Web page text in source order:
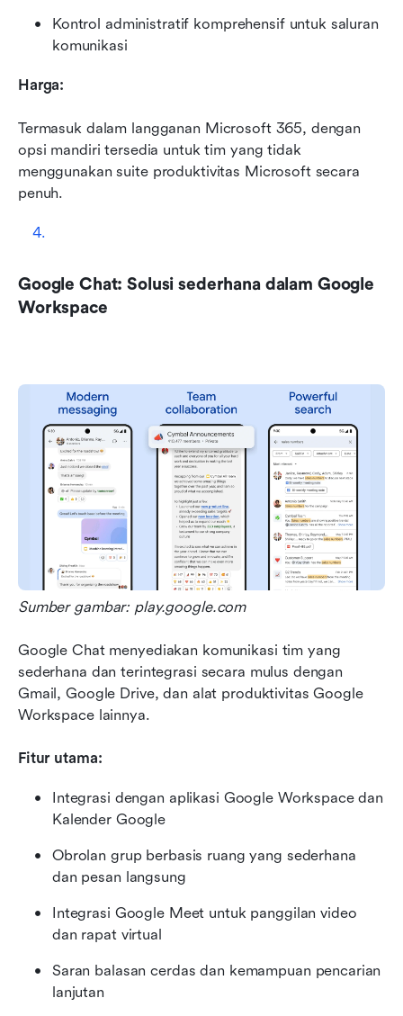
Kontrol administratif komprehensif untuk saluran
komunikasi
Harga:
Termasuk dalam langganan Microsoft 365, dengan
opsi mandiri tersedia untuk tim yang tidak
menggunakan suite produktivitas Microsoft secara
penuh.
Google Chat: Solusi sederhana dalam Google
Workspace
Sumber gambar: play.google.com
Google Chat menyediakan komunikasi tim yang
sederhana dan terintegrasi secara mulus dengan
Gmail, Google Drive, dan alat produktivitas Google
Workspace lainnya.
Fitur utama:
Integrasi dengan aplikasi Google Workspace dan
Kalender Google
Obrolan grup berbasis ruang yang sederhana
dan pesan langsung
Integrasi Google Meet untuk panggilan video
dan rapat virtual
Saran balasan cerdas dan kemampuan pencarian
lanjutan